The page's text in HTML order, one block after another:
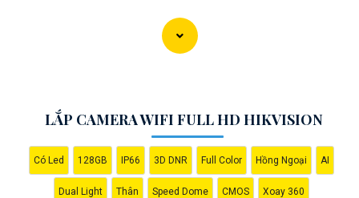
của Hikvision cung cấp khả năng tái tạo màu sắc chính xác và hình ảnh
sắc nét, cho phép bạn nhìn rõ ràng vào ban đêm mà không cần ánh
LẮP CAMERA WIFI FULL HD HIKVISION
Có Led 128GB IP66 3D DNR Full Color Hồng Ngoại AI
Dual Light Thân Speed Dome CMOS Xoay 360